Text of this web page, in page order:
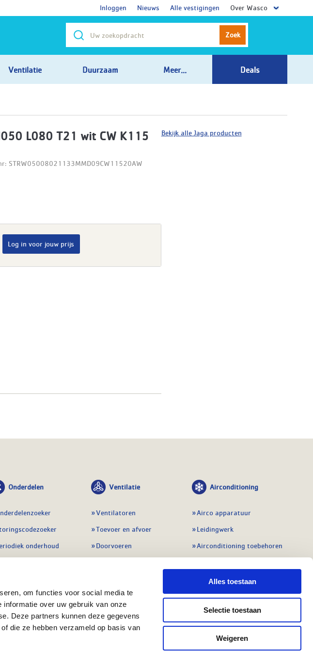
om functies voor social media te
over uw gebruik van onze
Deze partners kunnen deze gegevens
die ze hebben verzameld op basis van
Alles toestaan
Selectie toestaan
Weigeren
Inloggen Nieuws Alle vestigingen Over Wasco
Zoek
Ventilatie Duurzaam Meer... Deals
L080 T21 wit CW K115
STRW05008021133MMD09CW11520AW
Log in voor jouw prijs
Bekijk alle Jaga producten
Onderdelen
onderhoud
& detectie
onderdelen
Ventilatie
Ventilatoren
Toevoer en afvoer
Doorvoeren
Regelingen
Airconditioning
Airco apparatuur
Leidingwerk
Airconditioning toebehoren
Regelapparatuur
Alle koeling